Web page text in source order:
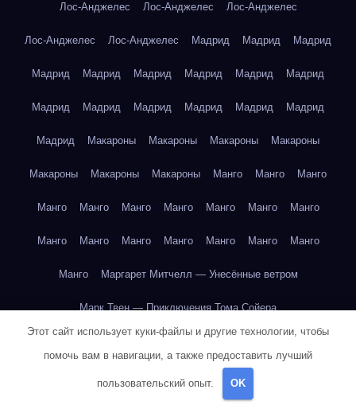
Лос-Анджелес Лос-Анджелес Лос-Анджелес
Лос-Анджелес Лос-Анджелес Мадрид Мадрид Мадрид
Мадрид Мадрид Мадрид Мадрид Мадрид Мадрид
Мадрид Мадрид Мадрид Мадрид Мадрид Мадрид
Мадрид Макароны Макароны Макароны Макароны
Макароны Макароны Макароны Манго Манго Манго
Манго Манго Манго Манго Манго Манго Манго
Манго Манго Манго Манго Манго Манго Манго
Манго Маргарет Митчелл — Унесённые ветром
Марк Твен — Приключения Тома Сойера
Марк Твен — Приключения Тома Сойера
Этот сайт использует куки-файлы и другие технологии, чтобы
помочь вам в навигации, а также предоставить лучший
пользовательский опыт. OK